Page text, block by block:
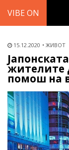
VIBE ON
15.12.2020 ЖИВОТ
жителите
помош на